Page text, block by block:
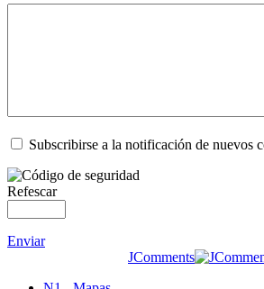
Subscribirse a la notificación de nuevos
Refescar
Enviar
JComments